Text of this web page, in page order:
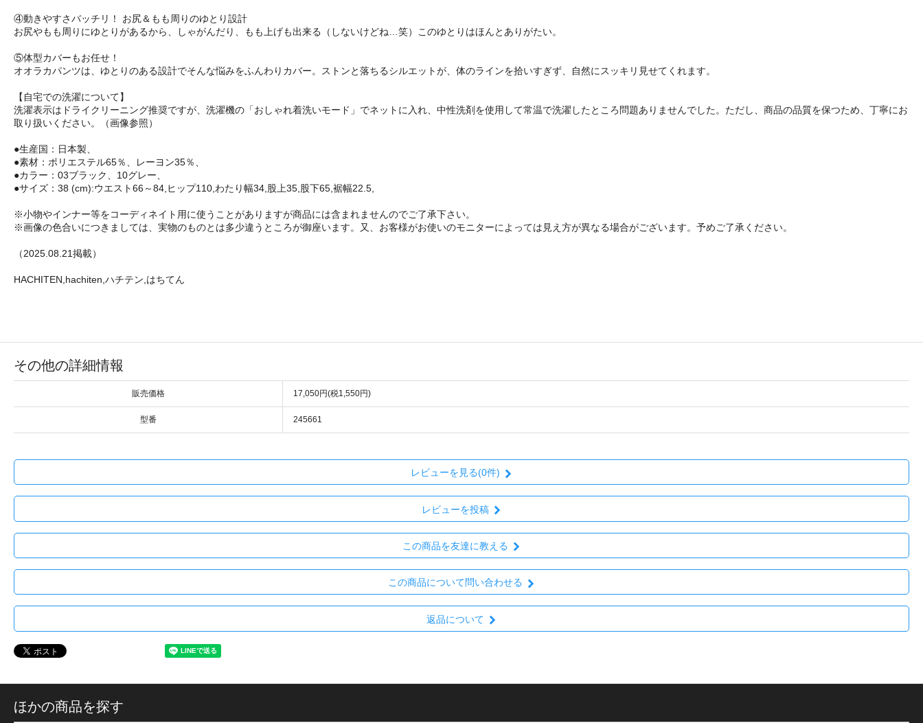
④動きやすさバッチリ！ お尻＆もも周りのゆとり設計
お尻やもも周りにゆとりがあるから、しゃがんだり、もも上げも出来る（しないけどね…笑）このゆとりはほんとありがたい。
⑤体型カバーもお任せ！
オオラカパンツは、ゆとりのある設計でそんな悩みをふんわりカバー。ストンと落ちるシルエットが、体のラインを拾いすぎず、自然にスッキリ見せてくれます。
【自宅での洗濯について】
洗濯表示はドライクリーニング推奨ですが、洗濯機の「おしゃれ着洗いモード」でネットに入れ、中性洗剤を使用して常温で洗濯したところ問題ありませんでした。ただし、商品の品質を保つため、丁寧にお
取り扱いください。（画像参照）
●生産国：日本製、
●素材：ポリエステル65％、レーヨン35％、
●カラー：03ブラック、10グレー、
●サイズ：38 (cm):ウエスト66～84,ヒップ110,わたり幅34,股上35,股下65,裾幅22.5,
※小物やインナー等をコーディネイト用に使うことがありますが商品には含まれませんのでご了承下さい。
※画像の色合いにつきましては、実物のものとは多少違うところが御座います。又、お客様がお使いのモニターによっては見え方が異なる場合がございます。予めご了承ください。
（2025.08.21掲載）
HACHITEN,hachiten,ハチテン,はちてん
その他の詳細情報
販売価格 17,050円(税1,550円)
型番 245661
レビューを見る(0件)
レビューを投稿
この商品を友達に教える
この商品について問い合わせる
返品について
ほかの商品を探す